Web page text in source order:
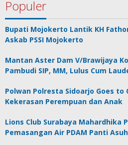
Populer
Bupati Mojokerto Lantik KH
Askab PSSI Mojokerto
Mantan Aster Dam V/Brawijaya
Pambudi SIP, MM, Lulus Cum
Polwan Polresta Sidoarjo Goes to
Kekerasan Perempuan dan Anak
Lions Club Surabaya Mahardhika
Pemasangan Air PDAM Panti